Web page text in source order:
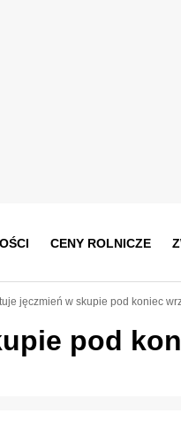
CENY ROLNICZE
jęczmień w skupie pod koniec
pod